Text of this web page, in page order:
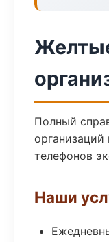
Полный
телефонов
Наши